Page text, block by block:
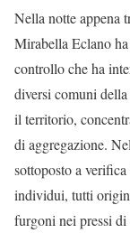
Nella notte appena
Mirabella Eclano
controllo che ha
diversi comuni
il territorio,
di aggregazione.
sottoposto a
individui, tutti
furgoni nei pressi